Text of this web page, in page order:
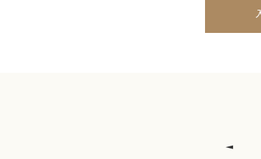
3.商品の修理・メンテナンスなどの連絡および対応業務
2.人の生命、身体または財産の保護のために必要があ